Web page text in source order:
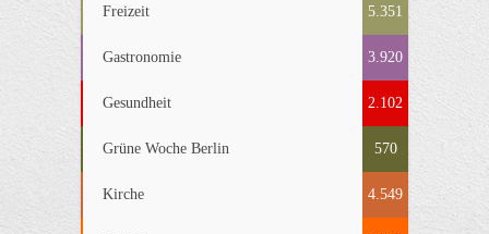
Freizeit 5.351
Gastronomie 3.920
Gesundheit 2.102
Grüne Woche Berlin 570
Kirche 4.549